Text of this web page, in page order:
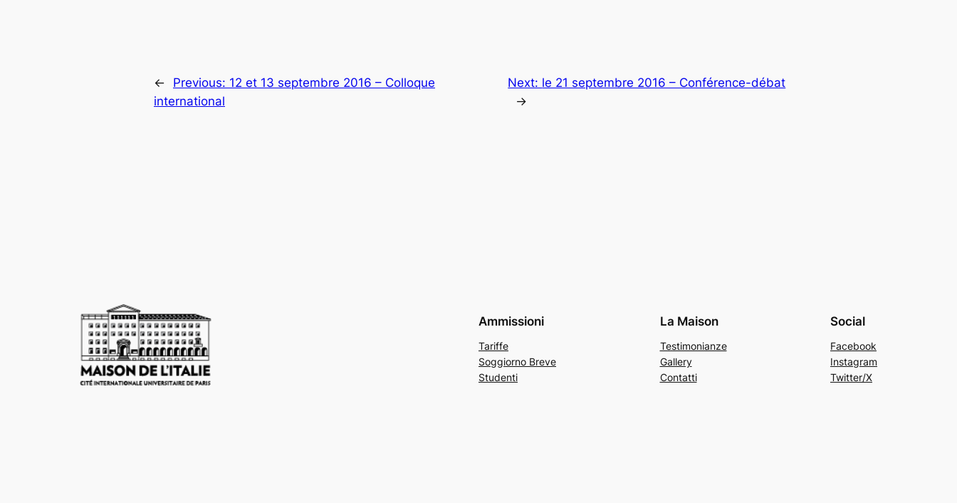
← Previous: 12 et 13 septembre 2016 – Colloque
international
Next: le 21 septembre 2016 – Conférence-débat
→
Ammissioni
Tariffe
Soggiorno Breve
Studenti
La Maison
Testimonianze
Gallery
Contatti
Social
Facebook
Instagram
Twitter/X